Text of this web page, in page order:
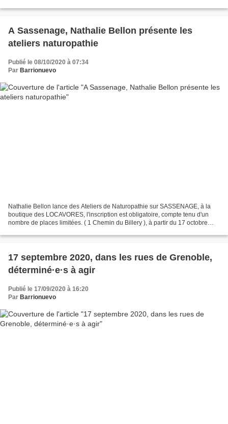
A Sassenage, Nathalie Bellon présente les
ateliers naturopathie
Publié le 08/10/2020 à 07:34
Par Barrionuevo
Nathalie Bellon lance des Ateliers de Naturopathie sur SASSENAGE, à la
boutique des LOCAVORES, l'inscription est obligatoire, compte tenu d'un
nombre de places limitées. ( 1 Chemin du Billery ), à partir du 17 octobre
17 septembre 2020, dans les rues de Grenoble,
déterminé·e·s à agir
Publié le 17/09/2020 à 16:20
Par Barrionuevo